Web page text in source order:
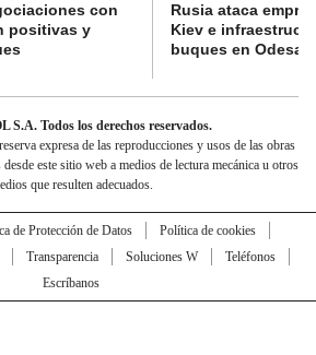
con
positivas y
Rusia ataca
Kiev e
buques en Odesa
S.A. Todos los derechos reservados.
expresa de las reproducciones y usos de las obras
este sitio web a medios de lectura mecánica u otros
que resulten adecuados.
de Protección de Datos
Política de cookies
Transparencia Soluciones W
Teléfonos
Escríbanos